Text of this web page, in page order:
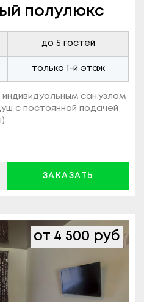
полулюкс
до 5 гостей
только 1-й этаж
сан.узлом
с постоянной подачей
ЗАКАЗАТЬ
от 4 500 руб